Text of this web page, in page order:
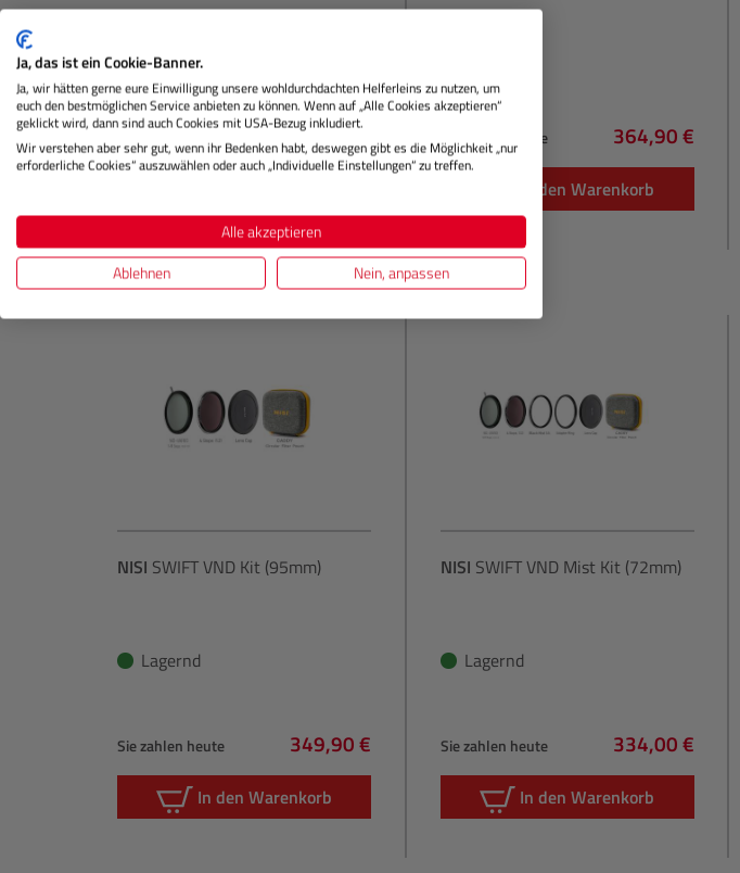
Lagernd
Sie zahlen heute
Regulärer Preis:
219,00 € Sie zahlen heute
Regulärer Preis:
364,90 €
In den Warenkorb
NISI SWIFT VND Kit (95mm)
Lagernd
Sie zahlen heute
Regulärer Preis:
349,90 €
In den Warenkorb
NISI SWIFT VND Mist Kit (72mm)
Lagernd
Sie zahlen heute
Regulärer Preis:
334,00 €
In den Warenkorb
Ja, das ist ein Cookie-Banner.
Ja, wir hätten gerne eure Einwilligung unsere wohldurchdachten Helferleins zu nutzen, um
euch den bestmöglichen Service anbieten zu können. Wenn auf „Alle Cookies akzeptieren“
geklickt wird, dann sind auch Cookies mit USA-Bezug inkludiert.
Wir verstehen aber sehr gut, wenn ihr Bedenken habt, deswegen gibt es die Möglichkeit „nur
erforderliche Cookies“ auszuwählen oder auch „Individuelle Einstellungen“ zu treffen.
Alle akzeptieren
Ablehnen
Nein, anpassen